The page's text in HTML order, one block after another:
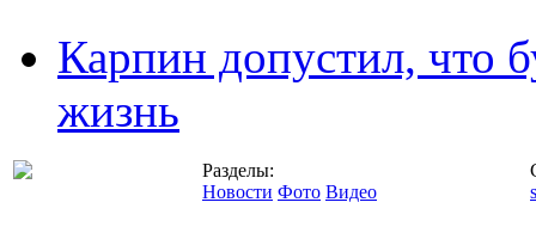
Карпин допустил, что
жизнь
Разделы:
Новости Фото Видео